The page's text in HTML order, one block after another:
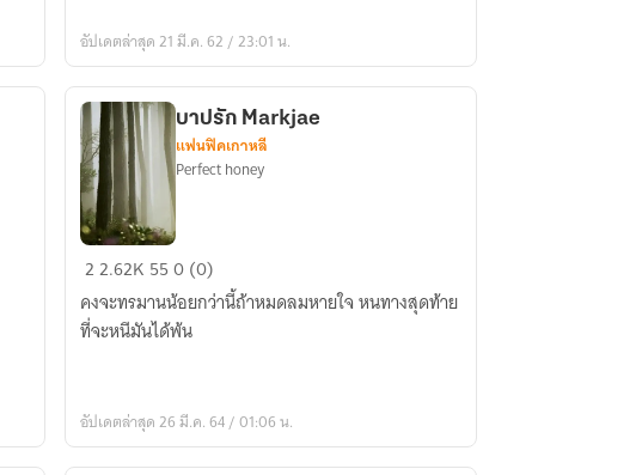
yugyeom)
อัปเดตล่าสุด 21 มี.ค. 62 / 23:01 น.
บาป
Markjae
บาปรัก Markjae
แฟนฟิคเกาหลี
Perfect honey
22.62K 550 (0)
คงจะทรมานน้อยกว่านี้ถ้าหมดลมหายใจ หนทางสุดท้าย
ที่จะหนีมันได้พ้น
อัปเดตล่าสุด 26 มี.ค. 64 / 01:06 น.